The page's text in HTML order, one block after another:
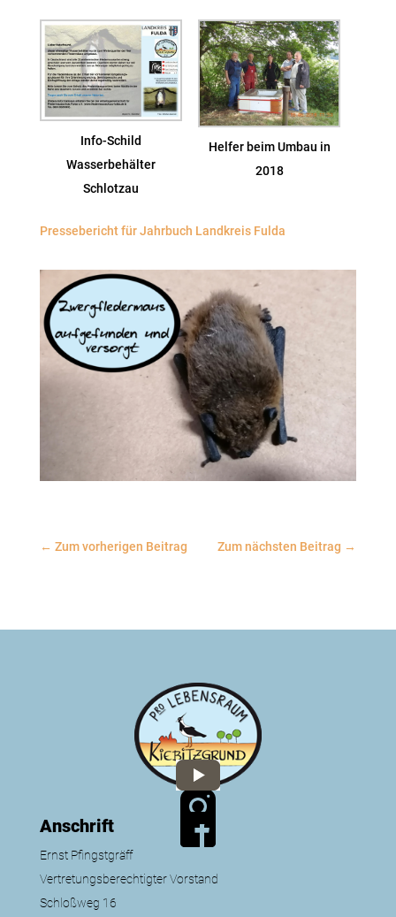
Info-Schild
Wasserbehälter
Schlotzau
Helfer beim Umbau in
2018
Pressebericht für Jahrbuch Landkreis Fulda
← Zum vorherigen Beitrag Zum nächsten Beitrag →
Anschrift
Ernst Pfingstgräff
Vertretungsberechtigter Vorstand
Schloßweg 16